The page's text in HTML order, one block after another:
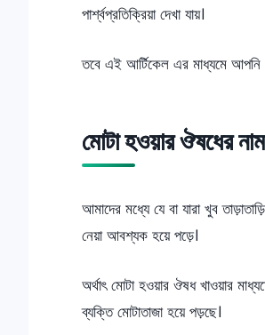
পার্শ্বপ্রতিক্রিয়া দেখা যায়।
তবে এই আর্টিকেল এর মাধ্যমে আপনি
মোটা হওয়ার ঔষধের
আমাদের মধ্যে যে বা যারা খুব
নেয়া আবশ্যক হয়ে পড়ে।
অর্থাৎ মোটা হওয়ার ঔষধ খাওয়ার
ব্যক্তি মোটাতাজা হয়ে পড়ছে।